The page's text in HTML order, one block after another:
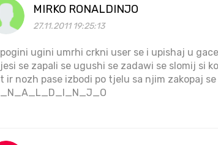
MIRKO RONALDINJO
27.11.2011 19:25:13
pogini ugini umrhi crkni user se i upishaj u
jesi se zapali se ugushi se zadawi se slomij si
t ir nozh pase izbodi po tjelu sa njim zakopaj
_N_A_L_D_I_N_J_O